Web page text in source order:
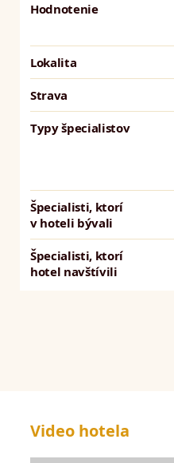
Hodnotenie
Lokalita
Strava
Typy špecialistov
Špecialisti, ktorí
v hoteli bývali
Špecialisti, ktorí
hotel navštívili
Video hotela